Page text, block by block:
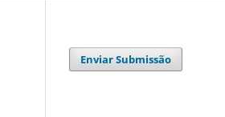
Enviar Submissão